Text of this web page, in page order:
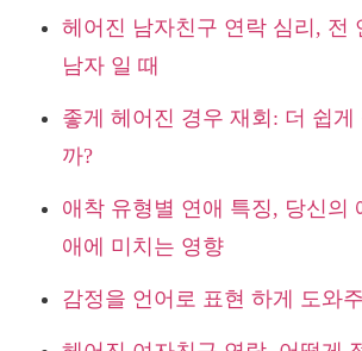
헤어진 남자친구 연락 심리, 전
남자 일 때
좋게 헤어진 경우 재회: 더 쉽게
까?
애착 유형별 연애 특징, 당신의
애에 미치는 영향
감정을 언어로 표현 하게 도와